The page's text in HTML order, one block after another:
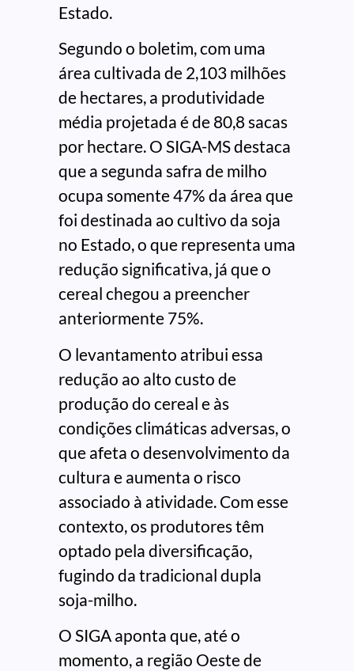
Estado.
Segundo o boletim, com uma
área cultivada de 2,103 milhões
de hectares, a produtividade
média projetada é de 80,8 sacas
por hectare. O SIGA-MS destaca
que a segunda safra de milho
ocupa somente 47% da área que
foi destinada ao cultivo da soja
no Estado, o que representa uma
redução significativa, já que o
cereal chegou a preencher
anteriormente 75%.
O levantamento atribui essa
redução ao alto custo de
produção do cereal e às
condições climáticas adversas, o
que afeta o desenvolvimento da
cultura e aumenta o risco
associado à atividade. Com esse
contexto, os produtores têm
optado pela diversificação,
fugindo da tradicional dupla
soja-milho.
O SIGA aponta que, até o
momento, a região Oeste de